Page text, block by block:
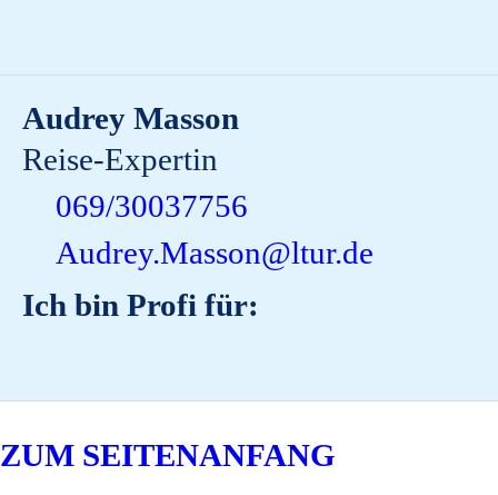
Audrey Masson
Reise-Expertin
069/30037756
Audrey.Masson@ltur.de
Ich bin Profi für:
ZUM SEITENANFANG